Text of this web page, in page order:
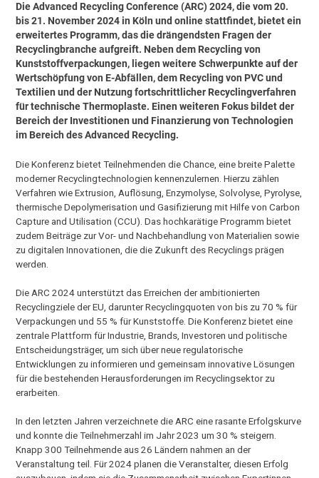
Die Advanced Recycling Conference (ARC) 2024, die vom 20.
bis 21. November 2024 in Köln und online stattfindet, bietet ein
erweitertes Programm, das die drängendsten Fragen der
Recyclingbranche aufgreift. Neben dem Recycling von
Kunststoffverpackungen, liegen weitere Schwerpunkte auf der
Wertschöpfung von E-Abfällen, dem Recycling von PVC und
Textilien und der Nutzung fortschrittlicher Recyclingverfahren
für technische Thermoplaste. Einen weiteren Fokus bildet der
Bereich der Investitionen und Finanzierung von Technologien
im Bereich des Advanced Recycling.
Die Konferenz bietet Teilnehmenden die Chance, eine breite Palette
moderner Recyclingtechnologien kennenzulernen. Hierzu zählen
Verfahren wie Extrusion, Auflösung, Enzymolyse, Solvolyse, Pyrolyse,
thermische Depolymerisation und Gasifizierung mit Hilfe von Carbon
Capture and Utilisation (CCU). Das hochkarätige Programm bietet
zudem Beiträge zur Vor- und Nachbehandlung von Materialien sowie
zu digitalen Innovationen, die die Zukunft des Recyclings prägen
werden.
Die ARC 2024 unterstützt das Erreichen der ambitionierten
Recyclingziele der EU, darunter Recyclingquoten von bis zu 70 % für
Verpackungen und 55 % für Kunststoffe. Die Konferenz bietet eine
zentrale Plattform für Industrie, Brands, Investoren und politische
Entscheidungsträger, um sich über neue regulatorische
Entwicklungen zu informieren und gemeinsam innovative Lösungen
für die bestehenden Herausforderungen im Recyclingsektor zu
erarbeiten.
In den letzten Jahren verzeichnete die ARC eine rasante Erfolgskurve
und konnte die Teilnehmerzahl im Jahr 2023 um 30 % steigern.
Knapp 300 Teilnehmende aus 26 Ländern nahmen an der
Veranstaltung teil. Für 2024 planen die Veranstalter, diesen Erfolg